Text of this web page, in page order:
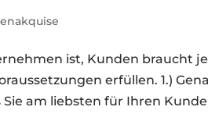
ist, Kunden braucht
erfüllen. 1.)
am liebsten für Ihren